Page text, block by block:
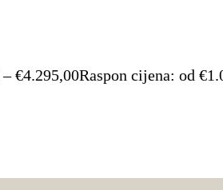
– €4.295,00Raspon cijena: od